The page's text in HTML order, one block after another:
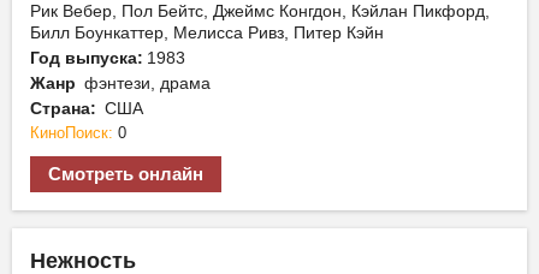
Рик Вебер, Пол Бейтс, Джеймс Конгдон, Кэйлан Пикфорд,
Билл Боункаттер, Мелисса Ривз, Питер Кэйн
Год выпуска: 1983
Жанр фэнтези, драма
Страна: США
КиноПоиск: 0
Смотреть онлайн
Нежность